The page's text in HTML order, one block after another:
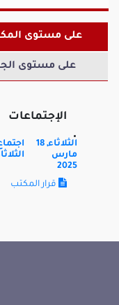
على مستوى
على مستوى
الإجتماعات
الثلاثاء, 18
مارس
2025
الثلاثاء 18 مارس 2025 -
قرار المكتب